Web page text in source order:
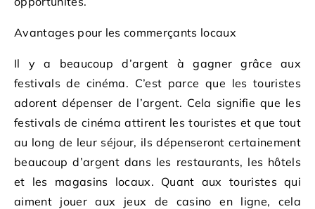
Avantages pour les commerçants locaux
Il y a beaucoup d’argent à gagner grâce aux
festivals de cinéma. C’est parce que les touristes
adorent dépenser de l’argent. Cela signifie que les
festivals de cinéma attirent les touristes et que tout
au long de leur séjour, ils dépenseront certainement
beaucoup d’argent dans les restaurants, les hôtels
et les magasins locaux. Quant aux touristes qui
aiment jouer aux jeux de casino en ligne, cela